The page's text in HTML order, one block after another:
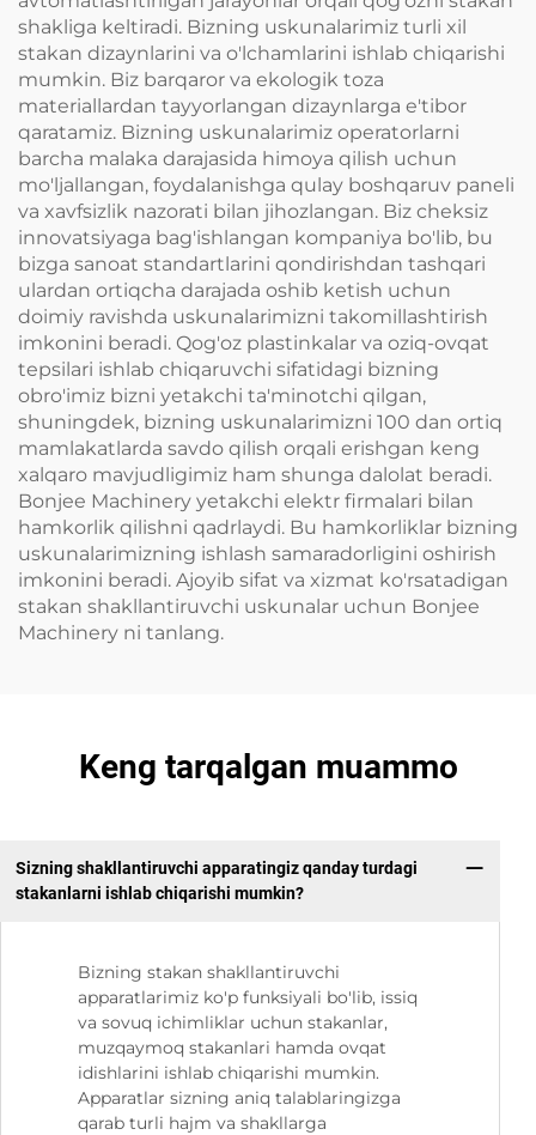
shakliga keltiradi. Bizning uskunalarimiz turli xil
stakan dizaynlarini va o'lchamlarini ishlab chiqarishi
mumkin. Biz barqaror va ekologik toza
materiallardan tayyorlangan dizaynlarga e'tibor
qaratamiz. Bizning uskunalarimiz operatorlarni
barcha malaka darajasida himoya qilish uchun
mo'ljallangan, foydalanishga qulay boshqaruv paneli
va xavfsizlik nazorati bilan jihozlangan. Biz cheksiz
innovatsiyaga bag'ishlangan kompaniya bo'lib, bu
bizga sanoat standartlarini qondirishdan tashqari
ulardan ortiqcha darajada oshib ketish uchun
doimiy ravishda uskunalarimizni takomillashtirish
imkonini beradi. Qog'oz plastinkalar va oziq-ovqat
tepsilari ishlab chiqaruvchi sifatidagi bizning
obro'imiz bizni yetakchi ta'minotchi qilgan,
shuningdek, bizning uskunalarimizni 100 dan ortiq
mamlakatlarda savdo qilish orqali erishgan keng
xalqaro mavjudligimiz ham shunga dalolat beradi.
Bonjee Machinery yetakchi elektr firmalari bilan
hamkorlik qilishni qadrlaydi. Bu hamkorliklar bizning
uskunalarimizning ishlash samaradorligini oshirish
imkonini beradi. Ajoyib sifat va xizmat ko'rsatadigan
stakan shakllantiruvchi uskunalar uchun Bonjee
Machinery ni tanlang.
Keng tarqalgan muammo
Sizning shakllantiruvchi apparatingiz qanday turdagi
stakanlarni ishlab chiqarishi mumkin?
Bizning stakan shakllantiruvchi
apparatlarimiz ko'p funksiyali bo'lib, issiq
va sovuq ichimliklar uchun stakanlar,
muzqaymoq stakanlari hamda ovqat
idishlarini ishlab chiqarishi mumkin.
Apparatlar sizning aniq talablaringizga
qarab turli hajm va shakllarga